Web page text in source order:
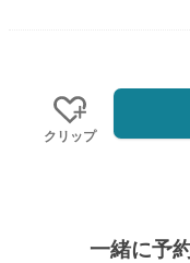
クリップ
一緒に予